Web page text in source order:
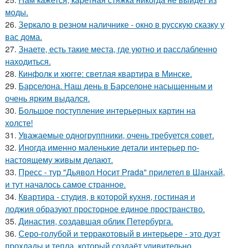
моды.
26. Зеркало в резном наличнике - окно в русскую сказку у
вас дома.
27. Знаете, есть такие места, где уютно и расслабленно
находиться.
28. Кинфолк и хюгге: светлая квартира в Минске.
29. Барселона. Наш день в Барселоне насыщенным и
очень ярким выдался.
30. Большое поступление интерьерных картин на
холсте!
31. Уважаемые одногруппники, очень требуется совет.
32. Иногда именно маленькие детали интерьер по-
настоящему живым делают.
33. Пресс - тур "Дьявол Носит Prada" прилетел в Шанхай,
и тут началось самое странное.
34. Квартира - студия, в которой кухня, гостиная и
лоджия образуют просторное единое пространство.
35. Династия, создавшая облик Петербурга.
36. Серо-голубой и терракотовый в интерьере - это дуэт